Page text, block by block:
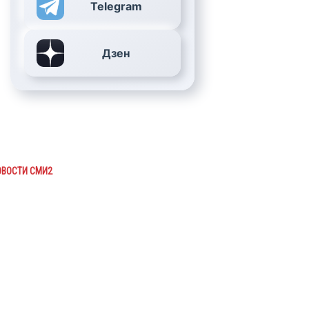
Telegram
Дзен
СМИ2